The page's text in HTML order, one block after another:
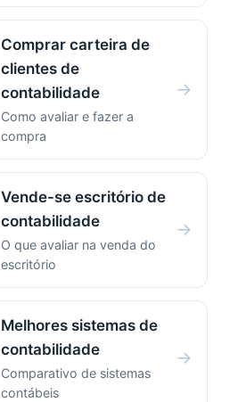
Comprar carteira de
clientes de
contabilidade
Como avaliar e fazer a
compra
→
Vende-se escritório de
contabilidade
O que avaliar na venda do
escritório
→
Melhores sistemas de
contabilidade
Comparativo de sistemas
contábeis
→